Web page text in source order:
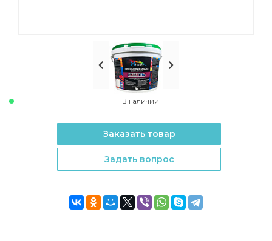
В наличии
Заказать товар
Задать вопрос